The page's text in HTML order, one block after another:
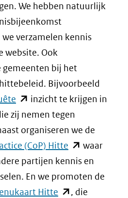
We hebben natuurlijk
verzamelen kennis
website. Ook
gemeenten bij het
Bijvoorbeeld
(opent
in
nieuw
venster)
(verwijst
naar
een
inzicht te krijgen in
zij nemen tegen
organiseren we de
(CoP) Hitte (opent
in
nieuw
venster)
waar
partijen kennis en
En we promoten de
Hitte (opent
, die